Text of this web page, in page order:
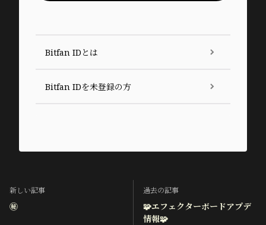
Bitfan IDとは
Bitfan IDを未登録の方
新しい記事
㊙️
過去の記事
🧩エフェクターボードアプデ
情報🧩